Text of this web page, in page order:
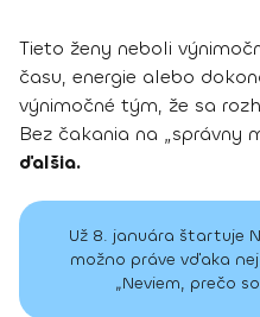
Tieto ženy neboli
času, energie alebo
výnimočné tým, že sa
Bez čakania na „správny
ďalšia.
Už 8. januára štartuje
možno práve vďaka
„Neviem, prečo